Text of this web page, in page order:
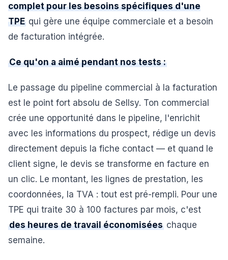
complet pour les besoins spécifiques d'une
TPE qui gère une équipe commerciale et a besoin
de facturation intégrée.
Ce qu'on a aimé pendant nos tests :
Le passage du pipeline commercial à la facturation
est le point fort absolu de Sellsy. Ton commercial
crée une opportunité dans le pipeline, l'enrichit
avec les informations du prospect, rédige un devis
directement depuis la fiche contact — et quand le
client signe, le devis se transforme en facture en
un clic. Le montant, les lignes de prestation, les
coordonnées, la TVA : tout est pré-rempli. Pour une
TPE qui traite 30 à 100 factures par mois, c'est
des heures de travail économisées chaque
semaine.